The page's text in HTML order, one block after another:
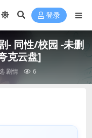
登录
- 同性/校园 -未删
克云盘]
剧情 6